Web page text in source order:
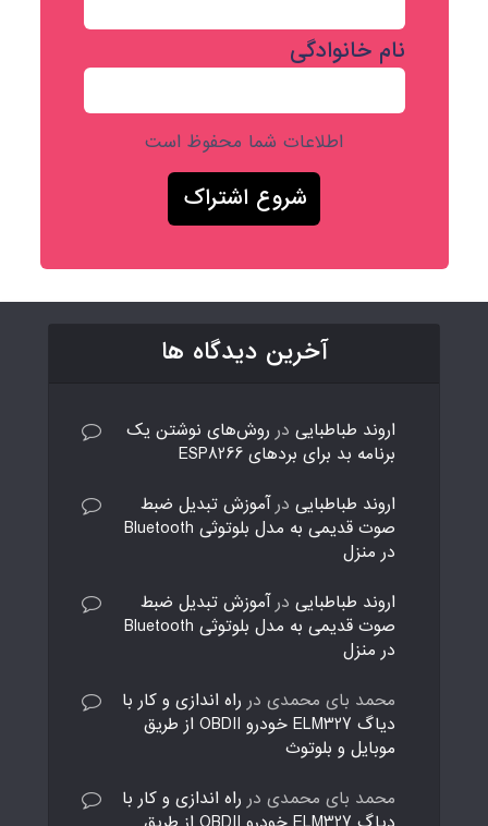
نام خانوادگی
اطلاعات شما محفوظ است
آخرین دیدگاه ها
اروند طباطبایی در روش‌های نوشتن یک
برنامه بد برای بردهای ESP8266
اروند طباطبایی درآموزش تبدیل ضبط
صوت قدیمی به مدل بلوتوثی Bluetooth
در منزل
اروند طباطبایی درآموزش تبدیل ضبط
صوت قدیمی به مدل بلوتوثی Bluetooth
در منزل
محمد بای محمدی در راه اندازی و کار با
دیاگ ELM327 خودرو OBDII از طریق
موبایل و بلوتوث
محمد بای محمدی در راه اندازی و کار با